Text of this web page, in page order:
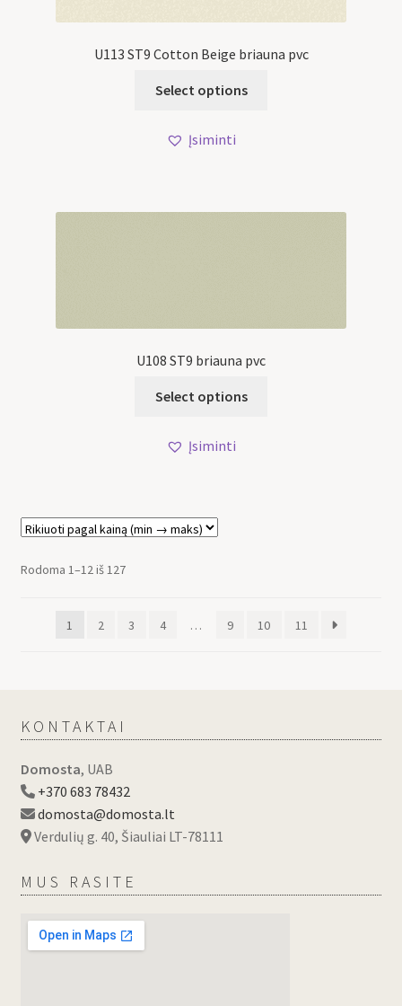
U113 ST9 Cotton Beige briauna pvc
Select options
Įsiminti
U108 ST9 briauna pvc
Select options
Įsiminti
Rodoma 1–12 iš 127
1 2 3 4 … 9 10 11
KONTAKTAI
Domosta, UAB
+370 683 78432
domosta@domosta.lt
Verdulių g. 40, Šiauliai LT-78111
MUS RASITE